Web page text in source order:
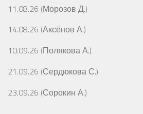
11.08.26 (Морозов Д.)
14.08.26 (Аксёнов А.)
10.09.26 (Полякова А.)
21.09.26 (Сердюкова С.)
23.09.26 (Сорокин А.)